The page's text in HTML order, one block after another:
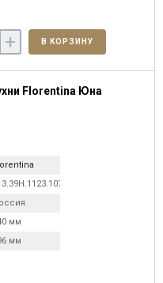
+ В КОРЗИНУ
Florentina Юна
мм
мм